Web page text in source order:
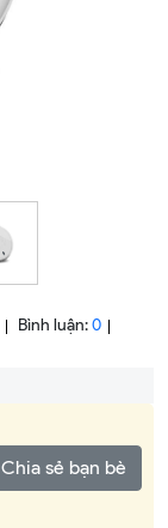
Bình luận: 0
Chia sẻ bạn bè